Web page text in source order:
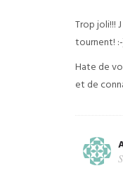
Trop joli!!!
tournent!
Hate de
et de